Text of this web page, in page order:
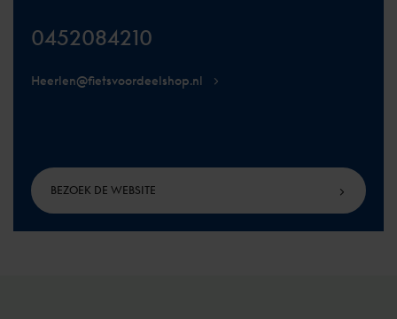
0452084210
Heerlen@fietsvoordeelshop.nl
BEZOEK DE WEBSITE